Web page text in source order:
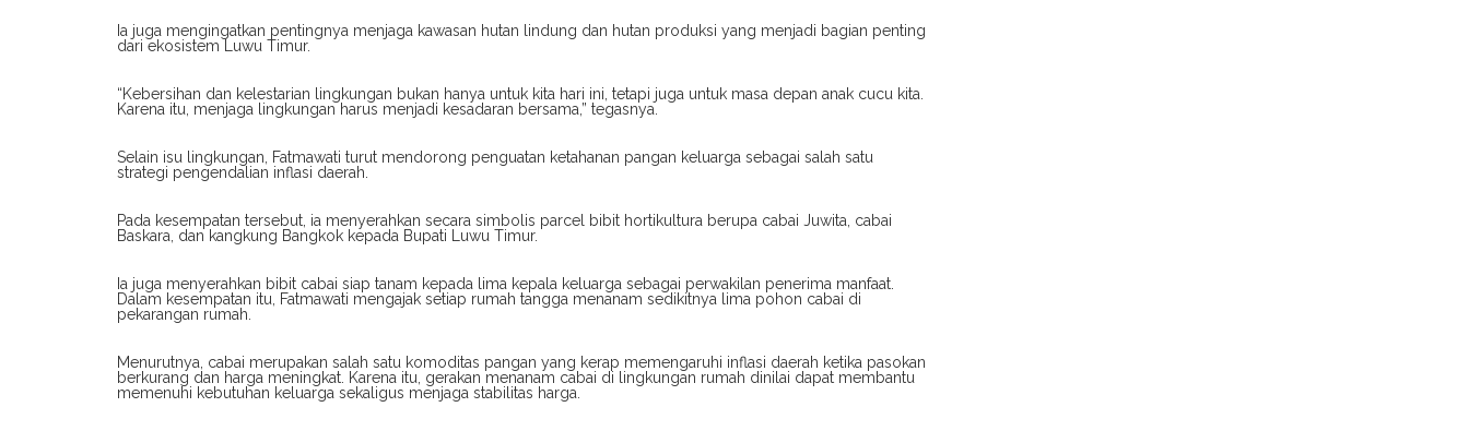
Ia juga mengingatkan pentingnya menjaga kawasan hutan lindung dan hutan produksi yang menjadi bagian penting
dari ekosistem Luwu Timur.
“Kebersihan dan kelestarian lingkungan bukan hanya untuk kita hari ini, tetapi juga untuk masa depan anak cucu kita.
Karena itu, menjaga lingkungan harus menjadi kesadaran bersama,” tegasnya.
Selain isu lingkungan, Fatmawati turut mendorong penguatan ketahanan pangan keluarga sebagai salah satu
strategi pengendalian inflasi daerah.
Pada kesempatan tersebut, ia menyerahkan secara simbolis parcel bibit hortikultura berupa cabai Juwita, cabai
Baskara, dan kangkung Bangkok kepada Bupati Luwu Timur.
Ia juga menyerahkan bibit cabai siap tanam kepada lima kepala keluarga sebagai perwakilan penerima manfaat.
Dalam kesempatan itu, Fatmawati mengajak setiap rumah tangga menanam sedikitnya lima pohon cabai di
pekarangan rumah.
Menurutnya, cabai merupakan salah satu komoditas pangan yang kerap memengaruhi inflasi daerah ketika pasokan
berkurang dan harga meningkat. Karena itu, gerakan menanam cabai di lingkungan rumah dinilai dapat membantu
memenuhi kebutuhan keluarga sekaligus menjaga stabilitas harga.